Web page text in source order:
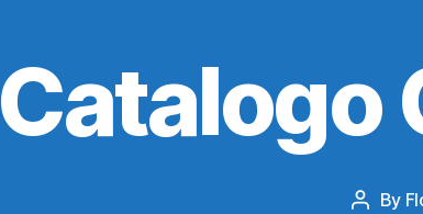
Catalogo
Post
By